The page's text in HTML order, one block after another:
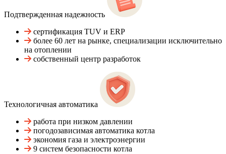
Подтвержденная надежность
сертификация TUV и ERP
более 60 лет на рынке, специализации исключительно
на отоплении
собственный центр разработок
Технологичная автоматика
работа при низком давлении
погодозависимая автоматика котла
экономия газа и электроэнергии
9 систем безопасности котла